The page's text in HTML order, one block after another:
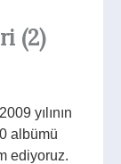
(2)
yılının
albümü
ediyoruz.